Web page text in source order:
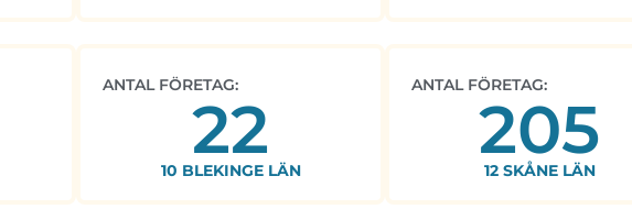
ANTAL FÖRETAG:
22
10 BLEKINGE LÄN
ANTAL FÖRETAG:
205
12 SKÅNE LÄN